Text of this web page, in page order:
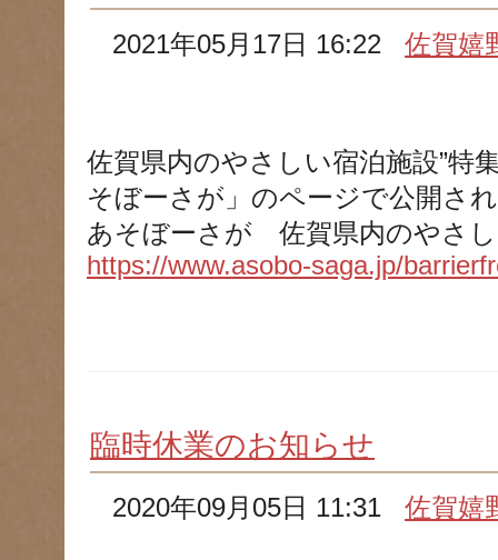
2021年05月17日 16:22佐賀嬉
佐賀県内のやさしい宿泊施設”特
そぼーさが」のページで公開さ
あそぼーさが 佐賀県内のやさし
https://www.asobo-saga.jp/
臨時休業のお知らせ
2020年09月05日 11:31佐賀嬉